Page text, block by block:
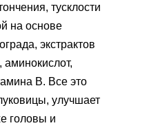
тусклости
на основе
экстрактов
аминокислот,
В. Все это
улучшает
головы и